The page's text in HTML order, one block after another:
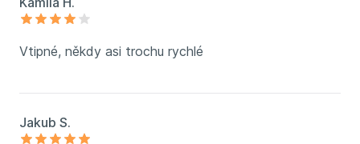
Vtipné, někdy asi trochu rychlé
Jakub S.